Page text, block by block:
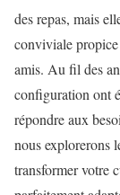
des repas, mais
conviviale
amis. Au fil des
configuration ont
répondre aux
nous explorerons
transformer votre